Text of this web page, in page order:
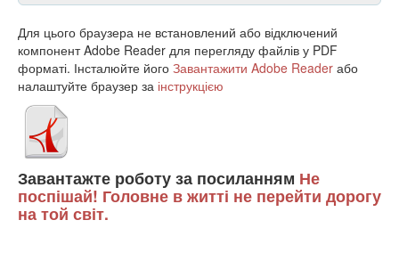
Для цього браузера не встановлений або відключений
компонент Adobe Reader для перегляду файлів у PDF
форматі. Інсталюйте його Завантажити Adobe Reader або
налаштуйте браузер за інструкцією
Завантажте роботу за посиланням Не
поспішай! Головне в житті не перейти дорогу
на той світ.